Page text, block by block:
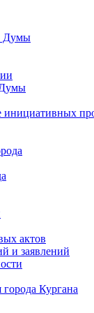
Думы
Думы
актов
и заявлений
Кургана